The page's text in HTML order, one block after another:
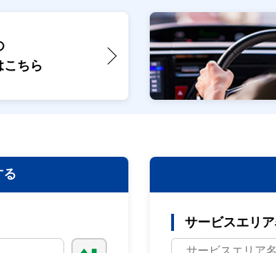
こちら
る
サービスエリア